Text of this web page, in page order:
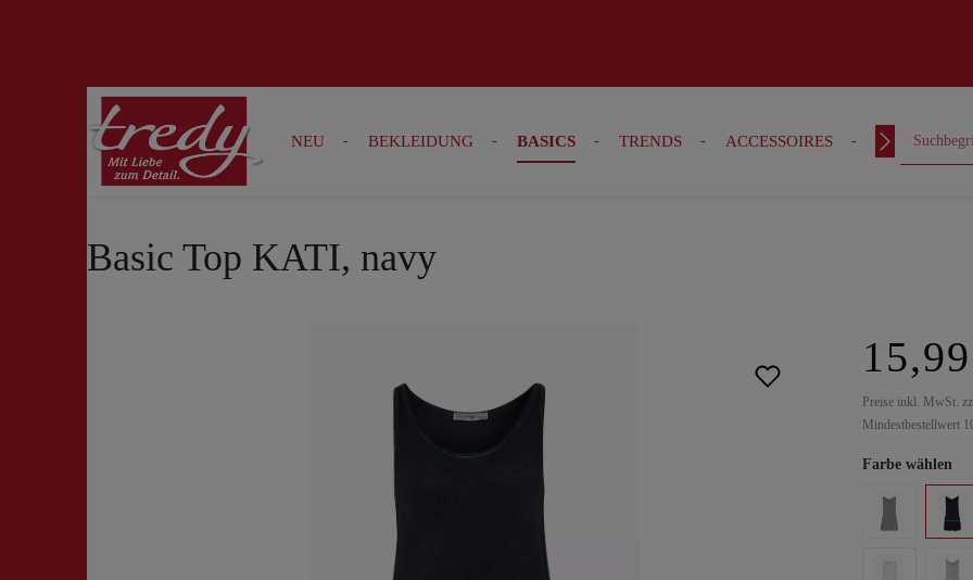
Zur Suche springen Zur Hauptnavigation springen
NEU BEKLEIDUNG BASICS TRENDS ACCESSOIRES OUTFITS
Basic Top KATI, navy
Preise inkl. MwSt.
Mindestbestellwert
Farbe wählen